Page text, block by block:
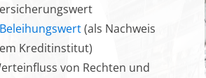
(als Nachweis
Kreditinstitut)
von Rechten und